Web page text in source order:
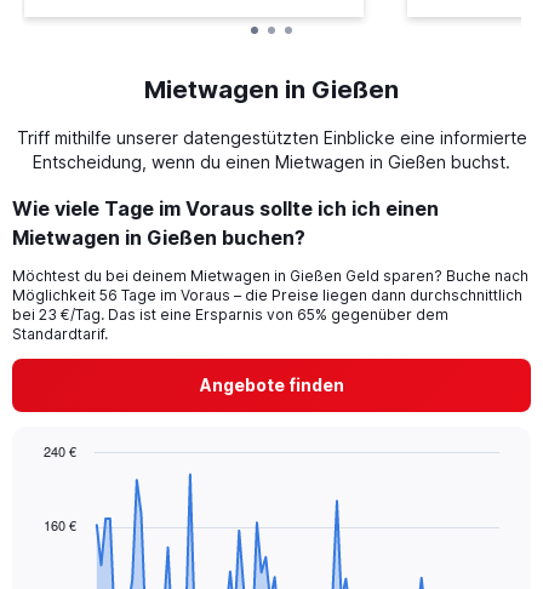
Mietwagen in Gießen
Triff mithilfe unserer datengestützten Einblicke eine informierte
Entscheidung, wenn du einen Mietwagen in Gießen buchst.
Wie viele Tage im Voraus sollte ich ich einen
Mietwagen in Gießen buchen?
Möchtest du bei deinem Mietwagen in Gießen Geld sparen? Buche nach
Möglichkeit 56 Tage im Voraus – die Preise liegen dann durchschnittlich
bei 23 €/Tag. Das ist eine Ersparnis von 65% gegenüber dem
Standardtarif.
Angebote finden
data
160 €
240 €